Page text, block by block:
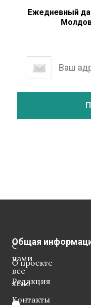
Ежедневный
С
нами
все
ясно
Общая
О проекте
Редакция
Контакты